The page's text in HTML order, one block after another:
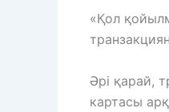
«Қол
Әрі қарай,
картасы